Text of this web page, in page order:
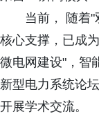
当前， 随着
核心支撑，已成
微电网建设"，智
新型电力系统论
开展学术交流。